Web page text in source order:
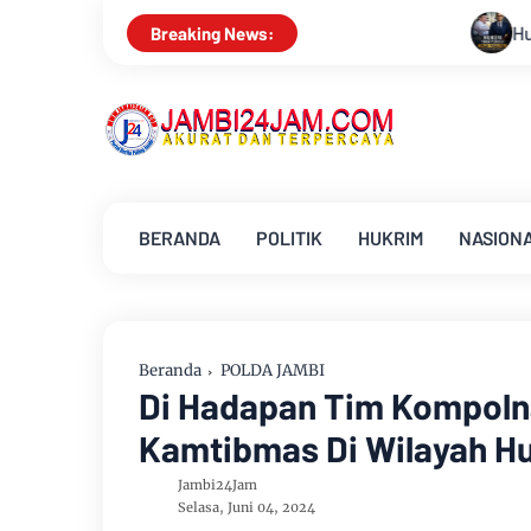
Breaking News:Hukum Tidak Tunduk pada
BERANDA POLITIK HUKRIM
Beranda POLDA JAMBI
Di Hadapan Tim
Kamtibmas Di Wilayah
Jambi24Jam
Selasa, Juni 04, 2024